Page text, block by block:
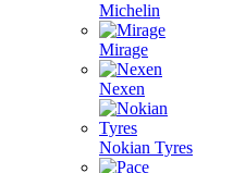
Michelin
Mirage
Nexen
Nokian Tyres